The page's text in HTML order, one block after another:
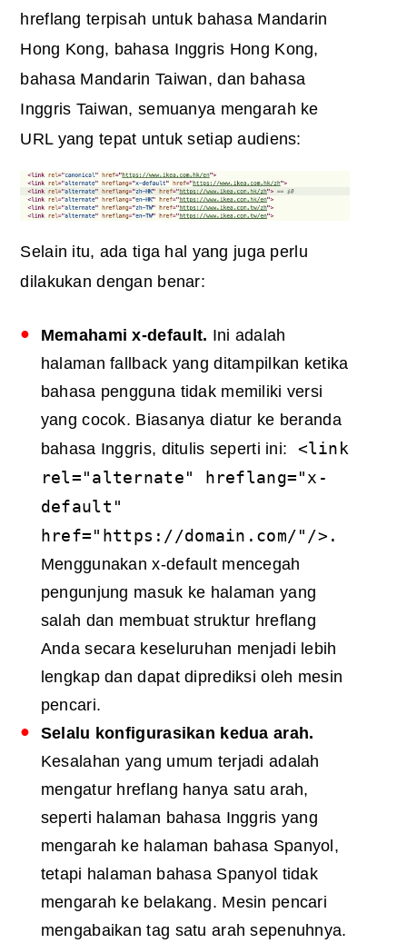
hreflang terpisah untuk bahasa Mandarin
Hong Kong, bahasa Inggris Hong Kong,
bahasa Mandarin Taiwan, dan bahasa
Inggris Taiwan, semuanya mengarah ke
URL yang tepat untuk setiap audiens:
Selain itu, ada tiga hal yang juga perlu
dilakukan dengan benar:
Memahami x-default. Ini adalah
halaman fallback yang ditampilkan ketika
bahasa pengguna tidak memiliki versi
yang cocok. Biasanya diatur ke beranda
bahasa Inggris, ditulis seperti ini: <link
rel="alternate" hreflang="x-
default"
href=" https://domain.com/" />.
Menggunakan x-default mencegah
pengunjung masuk ke halaman yang
salah dan membuat struktur hreflang
Anda secara keseluruhan menjadi lebih
lengkap dan dapat diprediksi oleh mesin
pencari.
Selalu konfigurasikan kedua arah.
Kesalahan yang umum terjadi adalah
mengatur hreflang hanya satu arah,
seperti halaman bahasa Inggris yang
mengarah ke halaman bahasa Spanyol,
tetapi halaman bahasa Spanyol tidak
mengarah ke belakang. Mesin pencari
mengabaikan tag satu arah sepenuhnya.